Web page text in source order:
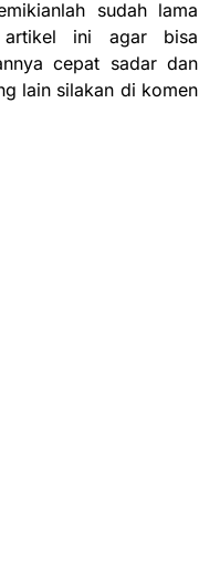
sudah lama
artikel ini agar bisa
cepat sadar dan
lain silakan di komen